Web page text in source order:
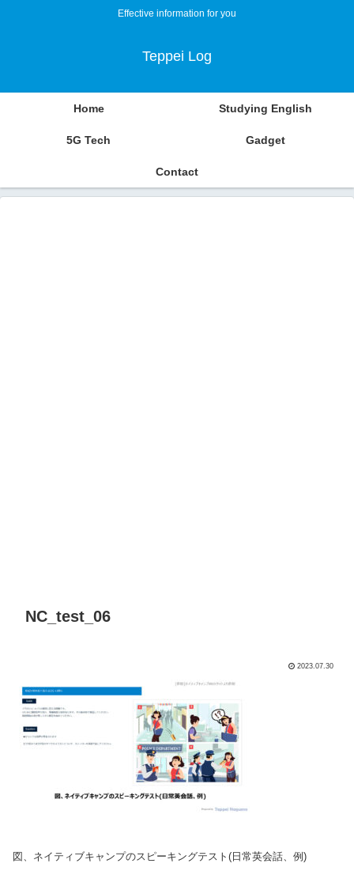
Effective information for you
Teppei Log
Home Studying English
5G Tech Gadget
Contact
NC_test_06
2023.07.30
図、ネイティブキャンプのスピーキングテスト(日常英会話、例)